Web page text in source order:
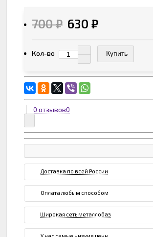
700 ₽ 630 ₽
Кол-во Купить
0 отзывов0
Доставка по всей России
Оплата любым способом
Широкая сеть металлобаз